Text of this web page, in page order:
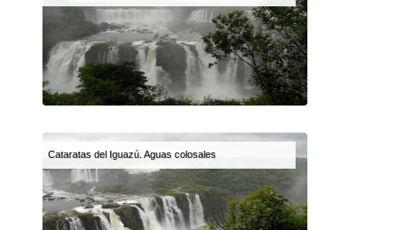
Cataratas del Iguazú. Aguas colosales